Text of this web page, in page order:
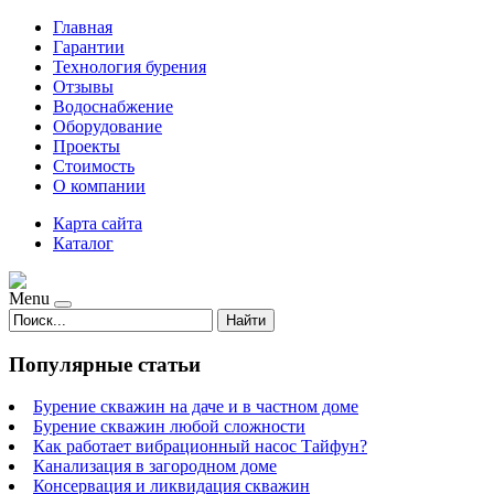
Главная
Гарантии
Технология бурения
Отзывы
Водоснабжение
Оборудование
Проекты
Стоимость
О компании
Карта сайта
Каталог
Menu
Найти
Популярные статьи
Бурение скважин на даче и в частном доме
Бурение скважин любой сложности
Как работает вибрационный насос Тайфун?
Канализация в загородном доме
Консервация и ликвидация скважин